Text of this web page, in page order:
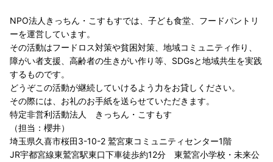
NPO法人きっちん・こすもすでは、子ども食堂、フードパントリ
ーを運営しています。
その活動はフードロス対策や貧困対策、地域コミュニティ作り、
障がい者支援、高齢者の生きがい作り等、SDGsと地域共生を実践
するものです。
どうぞこの活動が継続していけるよう力をお貸しください。
その際には、お礼のお手紙を送らせていただきます。
特定非営利活動法人 きっちん・こすもす
（担当：櫻井）
埼玉県久喜市桜田3-10-2 鷲宮東コミュニティセンター1階
JR宇都宮線東鷲宮駅東口下車徒歩約12分 東鷲宮小学校・未来公